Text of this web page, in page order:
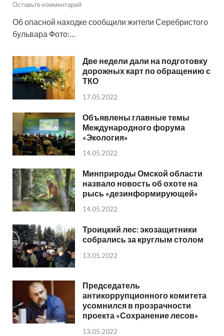
Оставьте комментарий
Об опасной находке сообщили жители Серебристого
бульвара Фото:…
Две недели дали на подготовку
дорожных карт по обращению с
ТКО
17.05.2022
Объявлены главные темы
Международного форума
«Экология»
14.05.2022
Минприроды Омской области
назвало новость об охоте на
рысь «дезинформирующей»
14.05.2022
Троицкий лес: экозащитники
собрались за круглым столом
13.05.2022
Председатель
антикоррупционного комитета
усомнился в прозрачности
проекта «Сохранение лесов»
13.05.2022